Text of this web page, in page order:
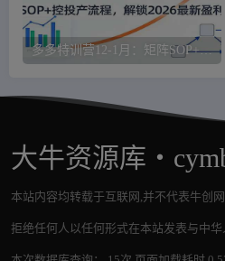
多多特训营12-1月：矩阵SOP+ 控投产流程，解锁2026最新盈利打法
大牛资源库・
本站内容均转载于互联网,并不代表牛创
拒绝任何人以任何形式在本站发表与中